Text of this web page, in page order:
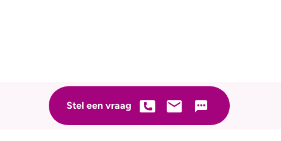
Stel een vraag